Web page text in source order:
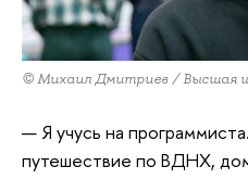
© Михаил Дмитриев / Высшая
— Я учусь на
путешествие по ВДНХ,